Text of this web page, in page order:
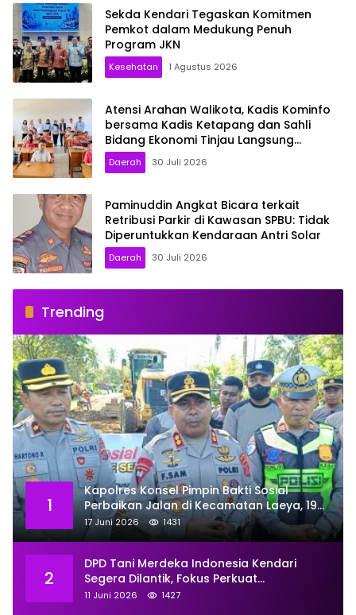
Sekda Kendari Tegaskan Komitmen
Pemkot dalam Medukung Penuh
Program JKN
Kesehatan 1 Agustus 2026
Atensi Arahan Walikota, Kadis Kominfo
bersama Kadis Ketapang dan Sahli
Bidang Ekonomi Tinjau Langsung
Program MBG di Sekolah: Pastikan
Berjalan Optimal
Daerah 30 Juli 2026
Paminuddin Angkat Bicara terkait
Retribusi Parkir di Kawasan SPBU: Tidak
Diperuntukkan Kendaraan Antri Solar
Daerah 30 Juli 2026
Trending
1
Kapolres Konsel Pimpin Bakti Sosial
Perbaikan Jalan di Kecamatan Laeya, 19
Titik Rusak Siap Ditambal
17 Juni 2026 1431
2
DPD Tani Merdeka Indonesia Kendari
Segera Dilantik, Fokus Perkuat
Pemberdayaan
11 Juni 2026 1427